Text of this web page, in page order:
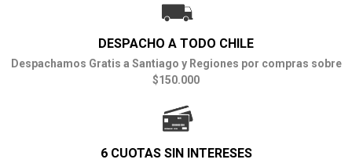
DESPACHO A TODO CHILE
Despachamos Gratis a Santiago y Regiones por compras sobre
$150.000
6 CUOTAS SIN INTERESES